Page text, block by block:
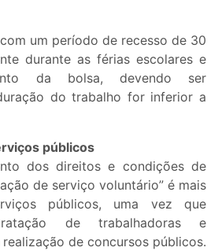
um período de recesso de 30
durante as férias escolares e
da bolsa, devendo ser
do trabalho for inferior a
públicos
dos direitos e condições de
de serviço voluntário” é mais
públicos, uma vez que
de trabalhadoras e
de concursos públicos.